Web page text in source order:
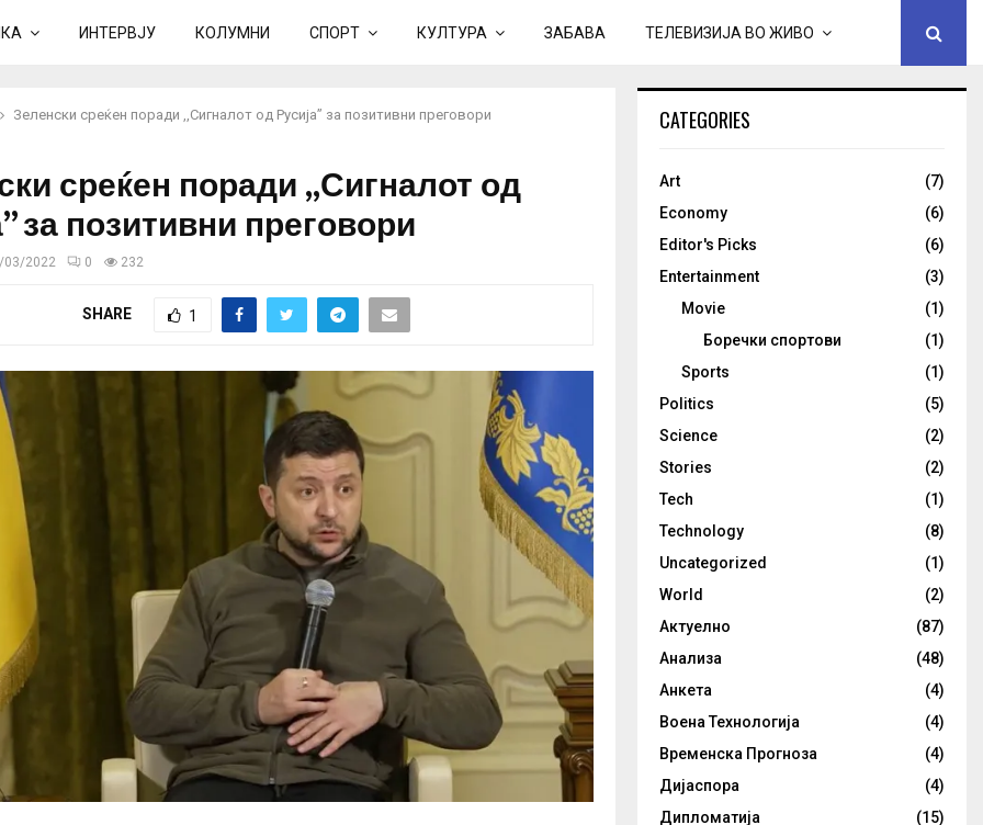
ИНТЕРВЈУ КОЛУМНИ СПОРТ КУЛТУРА ЗАБАВА ТЕЛЕВИЗИЈА ВО ЖИВО
Зеленски среќен поради ,,Сигналот од Русија” за позитивни преговори
среќен поради ,,Сигналот од
за позитивни преговори
03/2022 0 232
SHARE 1
CATEGORIES
Art
(7)
Economy
(6)
Editor's Picks
(6)
Entertainment
(3)
Movie
(1)
Боречки спортови
(1)
Sports
(1)
Politics
(5)
Science
(2)
Stories
(2)
Tech
(1)
Technology
(8)
Uncategorized
(1)
World
(2)
Актуелно
(87)
Анализа
(48)
Анкета
(4)
Воена Технологија
(4)
Временска Прогноза
(4)
Дијаспора
(4)
Дипломатија
(15)